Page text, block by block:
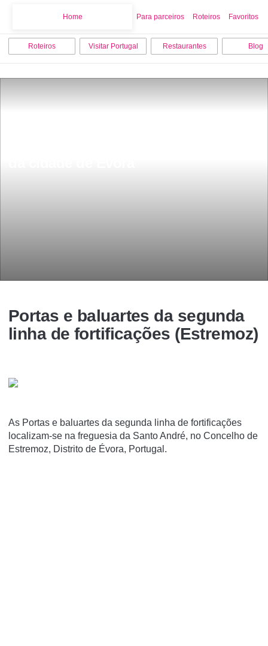
Home Para parceiros Roteiros Favoritos
Roteiros Visitar Portugal Restaurantes Blog
Portas e baluartes da segunda
linha de fortificações (Estremoz)
As Portas e baluartes da segunda linha de fortificações
localizam-se na freguesia da Santo André, no Concelho de
Estremoz, Distrito de Évora, Portugal.